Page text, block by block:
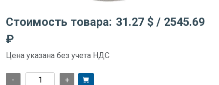
Стоимость товара: 31.27 $ / 2545.69
₽
Цена указана без учета НДС
- +